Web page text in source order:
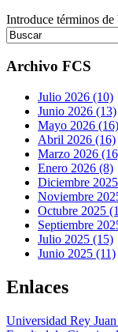
Introduce términos de
Archivo FCS
Julio 2026 (10)
Junio 2026 (13)
Mayo 2026 (16)
Abril 2026 (16)
Marzo 2026
Enero 2026 (8)
Diciembre
Noviembre
Octubre 2025
Septiembre
Julio 2025 (15)
Junio 2025 (11)
Enlaces
Universidad Rey